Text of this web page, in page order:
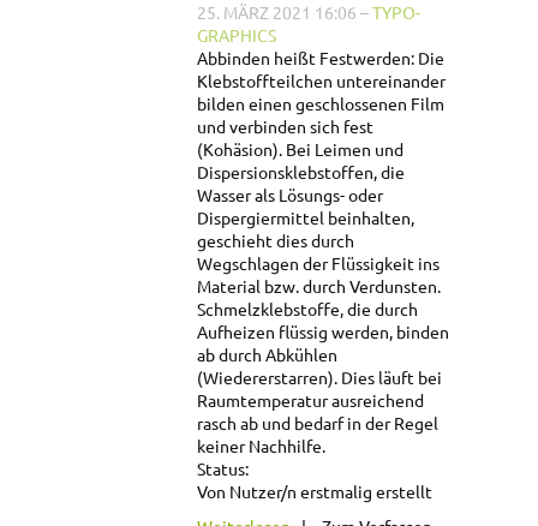
25. MÄRZ 2021 16:06 –TYPO-
GRAPHICS
Abbinden heißt Festwerden: Die
Klebstoffteilchen untereinander
bilden einen geschlossenen Film
und verbinden sich fest
(Kohäsion). Bei Leimen und
Dispersionsklebstoffen, die
Wasser als Lösungs- oder
Dispergiermittel beinhalten,
geschieht dies durch
Wegschlagen der Flüssigkeit ins
Material bzw. durch Verdunsten.
Schmelzklebstoffe, die durch
Aufheizen flüssig werden, binden
ab durch Abkühlen
(Wiedererstarren). Dies läuft bei
Raumtemperatur ausreichend
rasch ab und bedarf in der Regel
keiner Nachhilfe.
Status:
Von Nutzer/n erstmalig erstellt